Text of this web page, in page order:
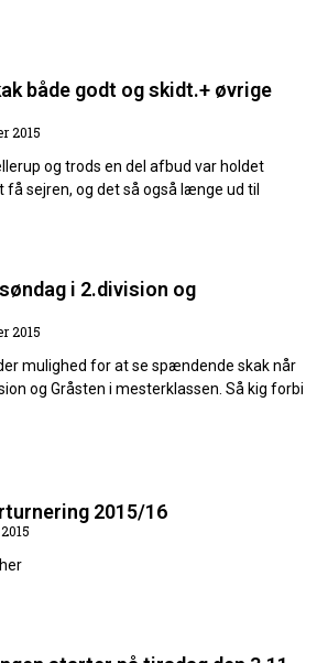
både godt og skidt.+ øvrige
2015
og trods en del afbud var holdet
sejren, og det så også længe ud til
i 2.division og
2015
mulighed for at se spændende skak når
og Gråsten i mesterklassen. Så kig forbi
2015/16